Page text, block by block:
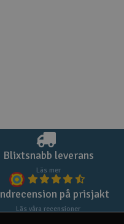
Blixtsnabb leverans
Läs mer
på prisjakt
Läs våra recensioner